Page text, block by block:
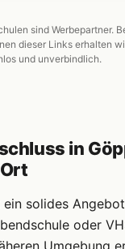
sind Werbepartner.
dieser Links erhalten
und unverbindlich.
in
solides
oder
Umgebung